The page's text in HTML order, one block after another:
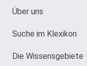
Über uns
Suche im Klexikon
Die Wissensgebiete